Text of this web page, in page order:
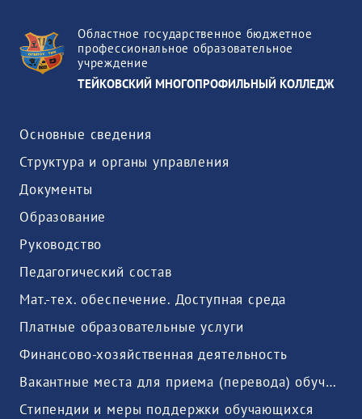
Областное государственное бюджетное
профессиональное образовательное
учреждение
ТЕЙКОВСКИЙ МНОГОПРОФИЛЬНЫЙ КОЛЛЕДЖ
Основные сведения
Структура и органы управления
Документы
Образование
Руководство
Педагогический состав
Мат.-тех. обеспечение. Доступная среда
Платные образовательные услуги
Финансово-хозяйственная деятельность
Вакантные места для приема (перевода) обучающихся
Стипендии и меры поддержки обучающихся